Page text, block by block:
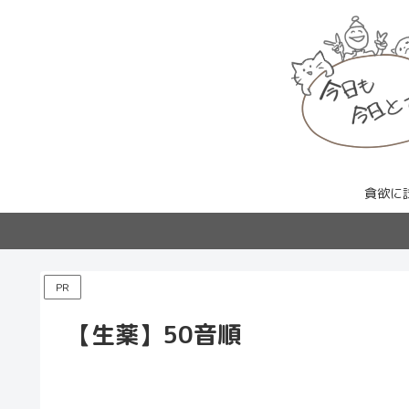
貪欲に
PR
【生薬】50音順